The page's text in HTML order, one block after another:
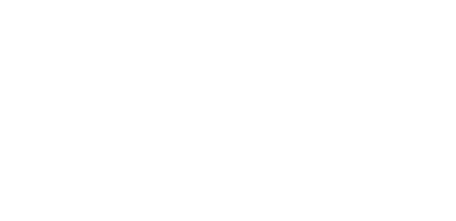
然父亲曾在家乡遭到爱情事业的双重打击，红军后
·巴巴罗 饰）或许是这座城市里唯二只想要寻找真爱的单身人士，而
makes a pact with Fergus-a wi